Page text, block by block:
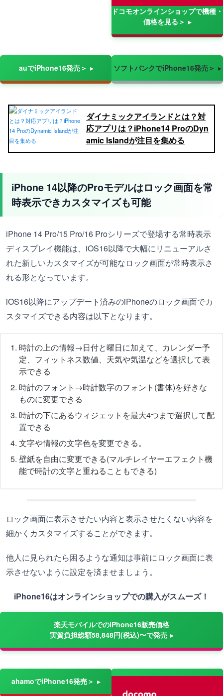
ドコモオンラインショップで機種・
価格を見る＞
auでiPhone16発売＞ ソフトバンクでiPhone16発売＞
ダイナミックアイランドとは？対
応アプリは？iPhone14 ProのDyn
amic Islandが注目を集める
iPhone 14以降のProモデルはロック画面を常
時表示できカスタマイズも可能
iPhone 14 Pro/15 Pro/16 Proシリーズで登場する常時表示
ディスプレイ機能は、iOS16以降で大幅にリニューアルさ
れた新しいカスタマイズが可能なロック画面が常時表示さ
れる形となっています。
iOS16以降にアップデート済みのiPhoneのロック画面でカ
スタマイズできる内容は以下となります。
時計の上の情報→日付と曜日に加えて、カレンダー予
定、フィットネス数値、天気や気温などを選択して表
示できる
時計のフォント→時計数字のフォント(書体)を好きな
ものに変更できる
時計の下にあるウィジェットを最大4つまで選択して配
置できる
文字や情報の文字色を変更できる。
壁紙を自由に変更できる(マルチレイヤーエフェクト機
能で時計の文字と重ねることもできる)
ロック画面に表示させたい内容と表示させたくない内容を
細かくカスタマイズすることができます。
他人に見られたら困るような通知は事前にロック画面に表
示させないように設定を済ませましょう。
iPhone16はオンラインショップでの購入がスムーズ！
楽天モバイルでのiPhone16販売価格
実質負担総額58,848円(税込)〜で発売
ahamoでiPhone16発売＞